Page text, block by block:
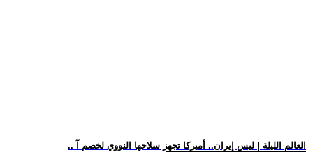
.. العالم الليلة | ليس إيران.. أميركا تجهز سلاحها النووي لخصم آ